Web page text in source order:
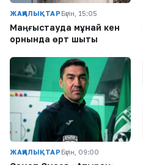
ЖАҢАЛЫҚТАР Бүгін, 15:05
Маңғыстауда мұнай кен
орнында өрт шықты
ЖАҢАЛЫҚТАР Бүгін, 09:00